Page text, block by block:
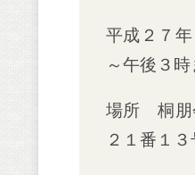
平成２７
～午後３
場所 桐朋
２１番１３